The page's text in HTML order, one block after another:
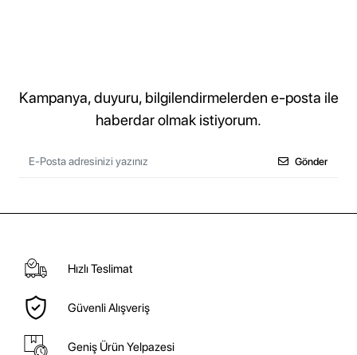
Kampanya, duyuru, bilgilendirmelerden e-posta ile
haberdar olmak istiyorum.
Gönder
Hızlı Teslimat
Güvenli Alışveriş
Geniş Ürün Yelpazesi